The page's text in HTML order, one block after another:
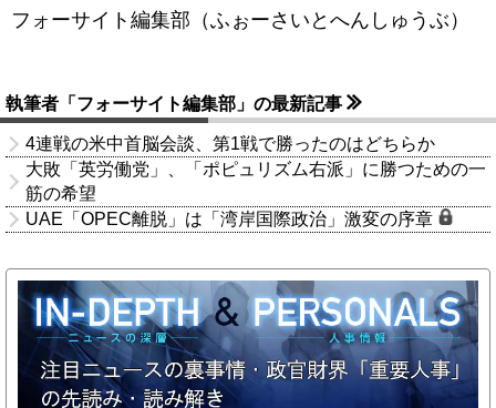
フォーサイト編集部（ふぉーさいとへんしゅうぶ）
執筆者「フォーサイト編集部」の最新記事
4連戦の米中首脳会談、第1戦で勝ったのはどちらか
大敗「英労働党」、「ポピュリズム右派」に勝つための一
筋の希望
UAE「OPEC離脱」は「湾岸国際政治」激変の序章